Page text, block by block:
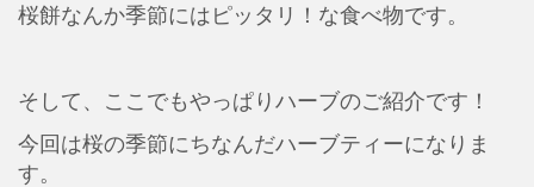
桜餅なんか季節にはピッタリ！な食べ物です。
そして、ここでもやっぱりハーブのご紹介です！
今回は桜の季節にちなんだハーブティーになりま
す。